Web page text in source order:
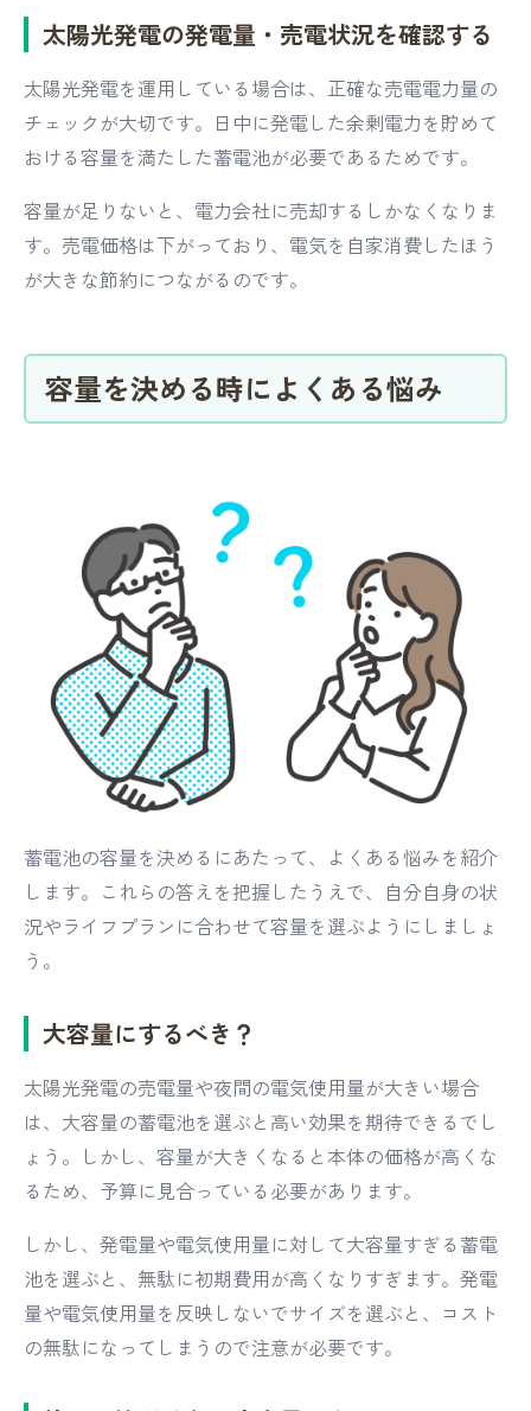
太陽光発電の発電量・売電状況を確認する
太陽光発電を運用している場合は、正確な売電電力量の
チェックが大切です。日中に発電した余剰電力を貯めて
おける容量を満たした蓄電池が必要であるためです。
容量が足りないと、電力会社に売却するしかなくなりま
す。売電価格は下がっており、電気を自家消費したほう
が大きな節約につながるのです。
容量を決める時によくある悩み
蓄電池の容量を決めるにあたって、よくある悩みを紹介
します。これらの答えを把握したうえで、自分自身の状
況やライフプランに合わせて容量を選ぶようにしましょ
う。
大容量にするべき？
太陽光発電の売電量や夜間の電気使用量が大きい場合
は、大容量の蓄電池を選ぶと高い効果を期待できるでし
ょう。しかし、容量が大きくなると本体の価格が高くな
るため、予算に見合っている必要があります。
しかし、発電量や電気使用量に対して大容量すぎる蓄電
池を選ぶと、無駄に初期費用が高くなりすぎます。発電
量や電気使用量を反映しないでサイズを選ぶと、コスト
の無駄になってしまうので注意が必要です。